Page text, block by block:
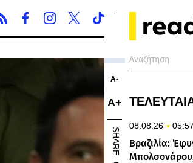
Α-
Α+
SHARE
08.08.26 05:57
Βραζιλία: